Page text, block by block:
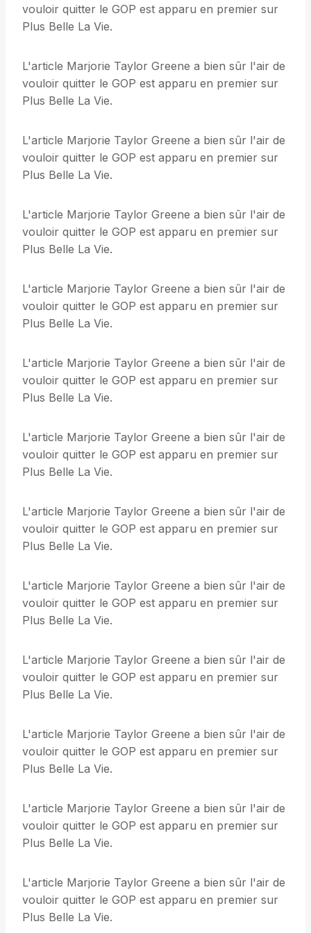
vouloir quitter le GOP est apparu en premier sur
Plus Belle La Vie.
L'article Marjorie Taylor Greene a bien sûr l'air de
vouloir quitter le GOP est apparu en premier sur
Plus Belle La Vie.
L'article Marjorie Taylor Greene a bien sûr l'air de
vouloir quitter le GOP est apparu en premier sur
Plus Belle La Vie.
L'article Marjorie Taylor Greene a bien sûr l'air de
vouloir quitter le GOP est apparu en premier sur
Plus Belle La Vie.
L'article Marjorie Taylor Greene a bien sûr l'air de
vouloir quitter le GOP est apparu en premier sur
Plus Belle La Vie.
L'article Marjorie Taylor Greene a bien sûr l'air de
vouloir quitter le GOP est apparu en premier sur
Plus Belle La Vie.
L'article Marjorie Taylor Greene a bien sûr l'air de
vouloir quitter le GOP est apparu en premier sur
Plus Belle La Vie.
L'article Marjorie Taylor Greene a bien sûr l'air de
vouloir quitter le GOP est apparu en premier sur
Plus Belle La Vie.
L'article Marjorie Taylor Greene a bien sûr l'air de
vouloir quitter le GOP est apparu en premier sur
Plus Belle La Vie.
L'article Marjorie Taylor Greene a bien sûr l'air de
vouloir quitter le GOP est apparu en premier sur
Plus Belle La Vie.
L'article Marjorie Taylor Greene a bien sûr l'air de
vouloir quitter le GOP est apparu en premier sur
Plus Belle La Vie.
L'article Marjorie Taylor Greene a bien sûr l'air de
vouloir quitter le GOP est apparu en premier sur
Plus Belle La Vie.
L'article Marjorie Taylor Greene a bien sûr l'air de
vouloir quitter le GOP est apparu en premier sur
Plus Belle La Vie.